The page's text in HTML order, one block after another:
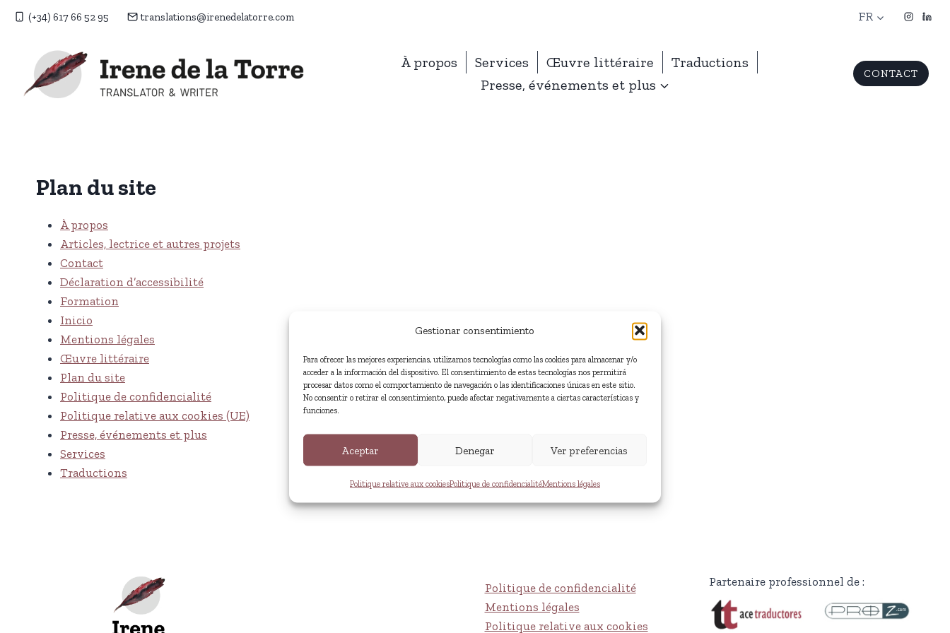
Gestionar consentimiento
Para ofrecer las mejores experiencias, utilizamos tecnologías como las cookies para almacenar y/o
acceder a la información del dispositivo. El consentimiento de estas tecnologías nos permitirá
procesar datos como el comportamiento de navegación o las identificaciones únicas en este sitio.
No consentir o retirar el consentimiento, puede afectar negativamente a ciertas características y
funciones.
Aceptar Denegar Ver preferencias
Politique relative aux cookiesPolitique de confidencialitéMentions légales
Aller
(+34) 617 66 52 95 translations@irenedelatorre.com FR
À propos Services Œuvre littéraire
Traductions
Presse, événements et plus
CONTACT
Plan du site
À propos
Articles, lectrice et autres projets
Contact
Déclaration d’accessibilité
Formation
Inicio
Mentions légales
Œuvre littéraire
Plan du site
Politique de confidencialité
Politique relative aux cookies (UE)
Presse, événements et plus
Services
Traductions
Politique de confidencialité
Mentions légales
Politique relative aux cookies
Partenaire professionnel de :